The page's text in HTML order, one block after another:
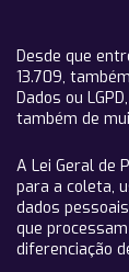
Desde que
13.709,
Dados ou
também de
A Lei Geral de
para a coleta,
dados
que
diferenciação